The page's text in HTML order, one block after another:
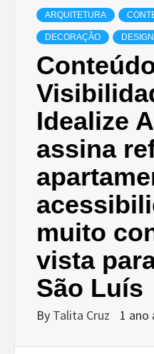
ARQUITETURA
DECORAÇÃO DESIGN
Idealize
assina
muito
vista
São Luís
By Talita Cruz 1 ano